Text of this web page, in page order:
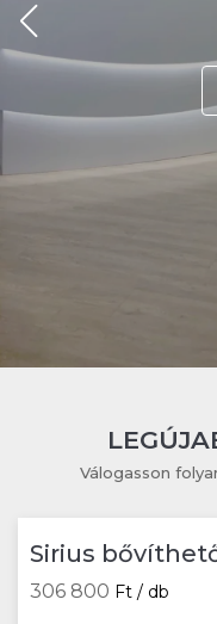
Válogasson
Sirius
márvány / natúr
306 800 Ft / db